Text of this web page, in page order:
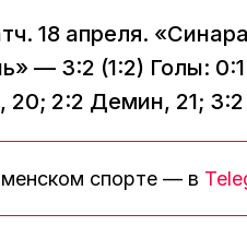
18 апреля.
— 3:2 (1:2) Голы:
20; 2:2 Демин, 21;
спорте — в